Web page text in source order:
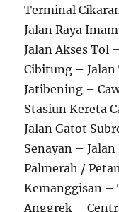
Terminal
Jalan Raya
Jalan Akses Tol
Cibitung – Jalan
Jatibening –
Stasiun Kereta
Jalan Gatot
Senayan –
Palmerah /
Kemanggisan –
Anggrek –